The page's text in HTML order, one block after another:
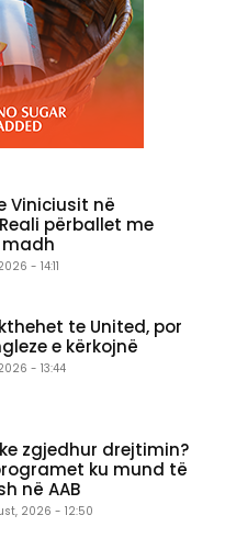
Viniciusit në
përballet me
- 14:11
te United, por
e kërkojnë
- 13:44
zgjedhur drejtimin?
ku mund të
në AAB
2026 - 12:50